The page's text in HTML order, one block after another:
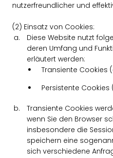
nutzerfreundlicher und
(2) Einsatz von Cookies:
Diese Website nutzt
deren Umfang und
erläutert werden:
Transiente Cookies
Persistente Cookies
Transiente Cookies
wenn Sie den Browser
insbesondere die
speichern eine
sich verschiedene